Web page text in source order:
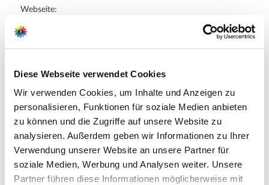
Diese Webseite verwendet Cookies
Wir verwenden Cookies, um Inhalte und Anzeigen zu
personalisieren, Funktionen für soziale Medien anbieten
zu können und die Zugriffe auf unsere Website zu
analysieren. Außerdem geben wir Informationen zu Ihrer
Verwendung unserer Website an unsere Partner für
soziale Medien, Werbung und Analysen weiter. Unsere
Partner führen diese Informationen möglicherweise mit
Webseite:
https://www.ulmer.de
Zubehör Produkte